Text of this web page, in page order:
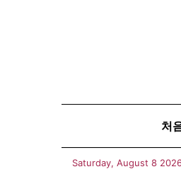
처
Saturday, August 8